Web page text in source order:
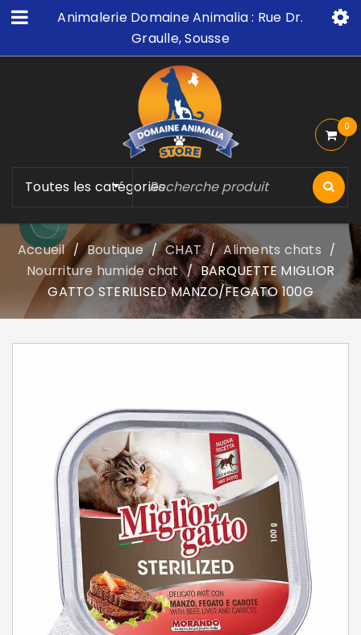
Animalerie Domaine Animalia : Rue Dr.
Graulle, Sousse
Toutes les catégories
0
Accueil / Boutique / CHAT / Aliments chats /
Nourriture humide chat / BARQUETTE MIGLIOR
GATTO STERILISED MANZO/FEGATO 100G